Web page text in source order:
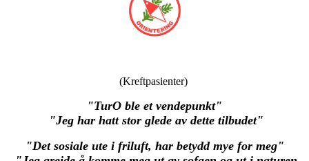
(Kreftpasienter)
"TurO ble et vendepunkt"
"Jeg har hatt stor glede av dette tilbudet"
"Det sosiale ute i friluft, har betydd mye for meg"